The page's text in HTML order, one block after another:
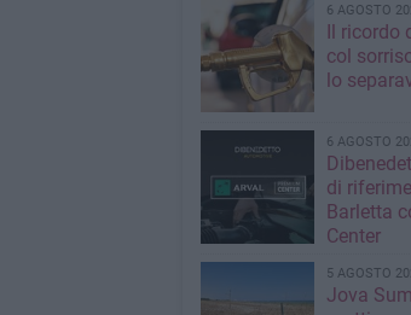
6 AGOSTO
Il ricordo
col
lo
6 AGOSTO
di
Barletta
Center
5 AGOSTO
Jova